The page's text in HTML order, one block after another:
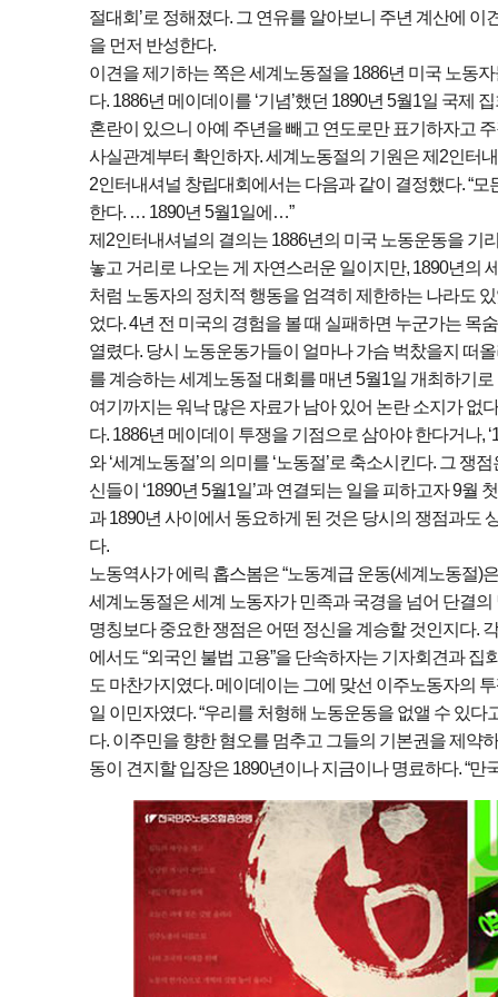
절대회’로 정해졌다. 그 연유를 알아보니 주년 계산에
을 먼저 반성한다.
이견을 제기하는 쪽은 세계노동절을 1886년 미국 노동
다. 1886년 메이데이를 ‘기념’했던 1890년 5월1일 국제
혼란이 있으니 아예 주년을 빼고 연도로만 표기하자고
사실관계부터 확인하자. 세계노동절의 기원은 제2인터
2인터내셔널 창립대회에서는 다음과 같이 결정했다. “
한다. … 1890년 5월1일에…”
제2인터내셔널의 결의는 1886년의 미국 노동운동을 기
놓고 거리로 나오는 게 자연스러운 일이지만, 1890년의
처럼 노동자의 정치적 행동을 엄격히 제한하는 나라도
었다. 4년 전 미국의 경험을 볼 때 실패하면 누군가는 목
열렸다. 당시 노동운동가들이 얼마나 가슴 벅찼을지 떠
를 계승하는 세계노동절 대회를 매년 5월1일 개최하기로
여기까지는 워낙 많은 자료가 남아 있어 논란 소지가 없
다. 1886년 메이데이 투쟁을 기점으로 삼아야 한다거나,
와 ‘세계노동절’의 의미를 ‘노동절’로 축소시킨다. 그
신들이 ‘1890년 5월1일’과 연결되는 일을 피하고자 9월
과 1890년 사이에서 동요하게 된 것은 당시의 쟁점과도
다.
노동역사가 에릭 홉스봄은 “노동계급 운동(세계노동절)
세계노동절은 세계 노동자가 민족과 국경을 넘어 단결
명칭보다 중요한 쟁점은 어떤 정신을 계승할 것인지다.
에서도 “외국인 불법 고용”을 단속하자는 기자회견과
도 마찬가지였다. 메이데이는 그에 맞선 이주노동자의
일 이민자였다. “우리를 처형해 노동운동을 없앨 수 있
다. 이주민을 향한 혐오를 멈추고 그들의 기본권을 제약
동이 견지할 입장은 1890년이나 지금이나 명료하다. “만